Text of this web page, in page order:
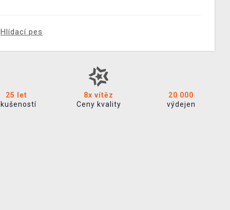
Hlídací pes
25 let
8x vítěz
Ceny kvality
20 000
výdejen